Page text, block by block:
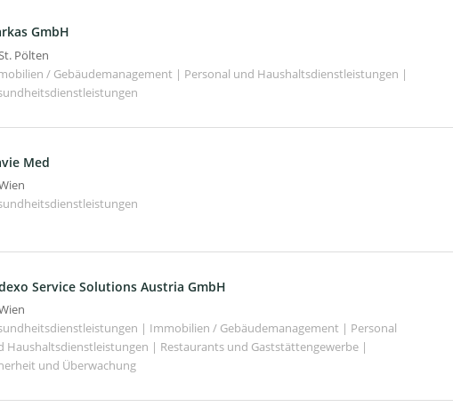
GmbH
Pölten
/ Gebäudemanagement | Personal und Haushaltsdienstleistungen |
Med
Service Solutions Austria GmbH
| Immobilien / Gebäudemanagement | Personal
Haushaltsdienstleistungen | Restaurants und Gaststättengewerbe |
und Überwachung